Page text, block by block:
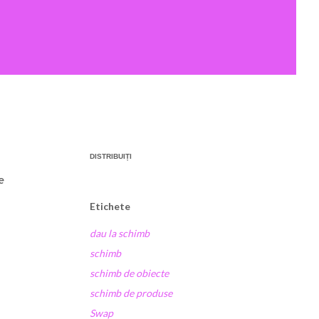
DISTRIBUIȚI
Etichete
dau la schimb
schimb
schimb de obiecte
schimb de produse
Swap